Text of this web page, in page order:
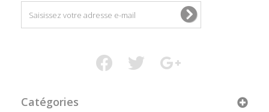
Catégories